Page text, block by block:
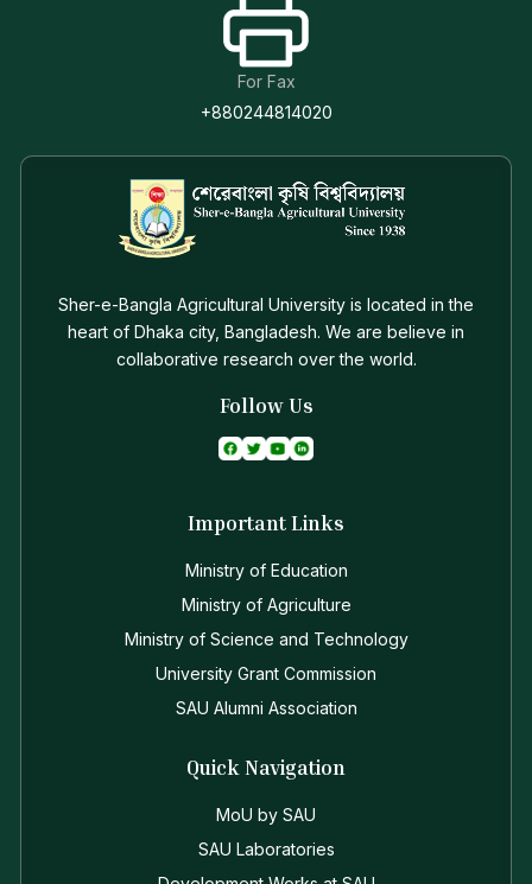
For Fax
+880244814020
Sher-e-Bangla Agricultural University is located in the
heart of Dhaka city, Bangladesh. We are believe in
collaborative research over the world.
Follow Us
Important Links
Ministry of Education
Ministry of Agriculture
Ministry of Science and Technology
University Grant Commission
SAU Alumni Association
Quick Navigation
MoU by SAU
SAU Laboratories